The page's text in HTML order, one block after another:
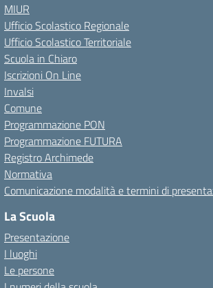
MIUR
Ufficio Scolastico Regionale
Ufficio Scolastico Territoriale
Scuola in Chiaro
Iscrizioni On Line
Invalsi
Comune
Programmazione PON
Programmazione FUTURA
Registro Archimede
Normativa
Comunicazione modalità e termini di
La Scuola
Presentazione
I luoghi
Le persone